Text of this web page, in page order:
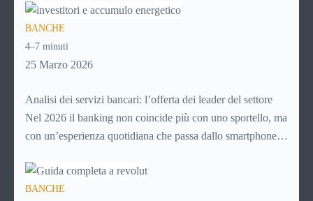
per pagare un corso online, per mandare venti euro a un
amico. Ma se ti chiedi esattamente cosa succede dietro
quella schermata (e soprattutto quanto ti costa davvero)
probabilmente non hai una risposta precisa su come
BANCHE
4–7 minuti
25 Marzo 2026
Analisi dei servizi bancari: l’offerta dei leader del settore
Nel 2026 il banking non coincide più con uno sportello, ma
con un’esperienza quotidiana che passa dallo smartphone.
raggiungere, ma un servizio da aprire in app, usare in pochi
secondi e integrare nella gestione ordinaria della vita.
BANCHE